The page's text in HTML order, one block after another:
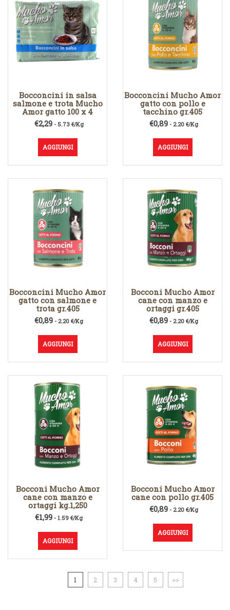
Bocconcini in salsa
salmone e trota Mucho
Amor gatto 100 x 4
€2,29- 5.73 €/Kg
AGGIUNGI
Bocconcini Mucho Amor
gatto con pollo e
tacchino gr.405
€0,89 - 2.20 €/Kg
AGGIUNGI
Bocconcini Mucho Amor
gatto con salmone e
trota gr.405
€0,89 - 2.20 €/Kg
AGGIUNGI
Bocconi Mucho Amor
cane con manzo e
ortaggi gr.405
€0,89 - 2.20 €/Kg
AGGIUNGI
Bocconi Mucho Amor
cane con manzo e
ortaggi kg.1,250
€1,99 - 1.59 €/Kg
AGGIUNGI
Bocconi Mucho Amor
cane con pollo gr.405
€0,89 - 2.20 €/Kg
AGGIUNGI
1 2 3 4 5 >>